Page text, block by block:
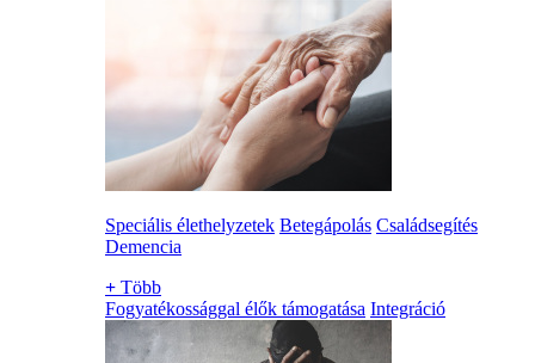
Speciális élethelyzetek Betegápolás Családsegítés
Demencia
+ Több
Fogyatékossággal élők támogatása Integráció